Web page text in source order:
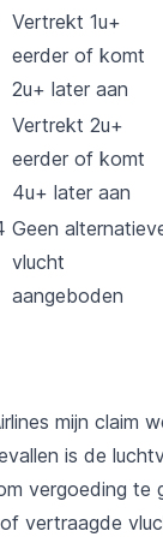
Vertrekt 1u+
eerder of komt
2u+ later aan
Vertrekt 2u+
eerder of komt
4u+ later aan
Geen
vlucht
aangeboden
mijn claim
is de
vergoeding te
vertraagde